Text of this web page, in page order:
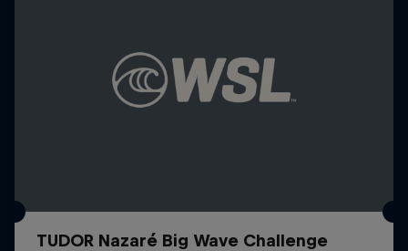
TUDOR Nazaré Big Wave Challenge